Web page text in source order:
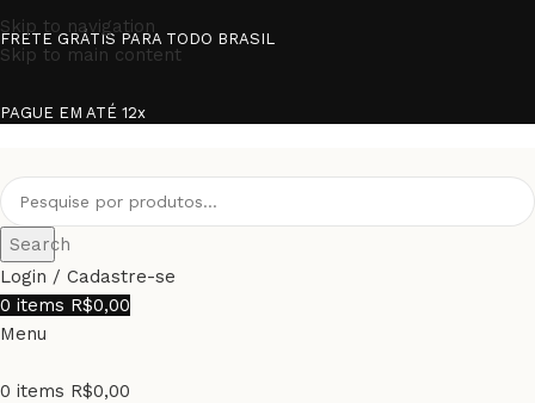
Skip to navigation
Skip to main content
FRETE GRÁTIS PARA TODO BRASIL
PAGUE EM ATÉ 12x
Search
Login / Cadastre-se
0 items R$0,00
Menu
0 items R$0,00